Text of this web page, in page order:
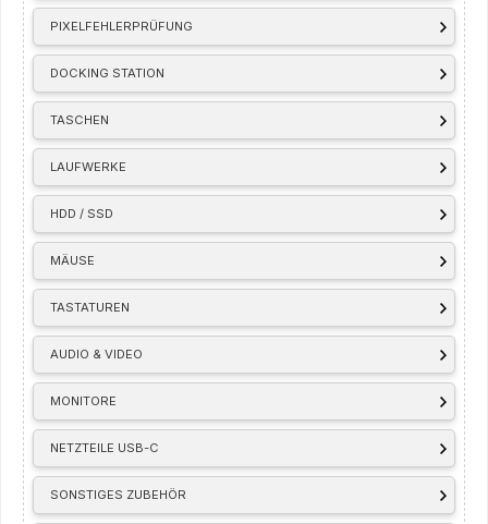
PIXELFEHLERPRÜFUNG
DOCKING STATION
TASCHEN
LAUFWERKE
HDD / SSD
MÄUSE
TASTATUREN
AUDIO & VIDEO
MONITORE
NETZTEILE USB-C
SONSTIGES ZUBEHÖR